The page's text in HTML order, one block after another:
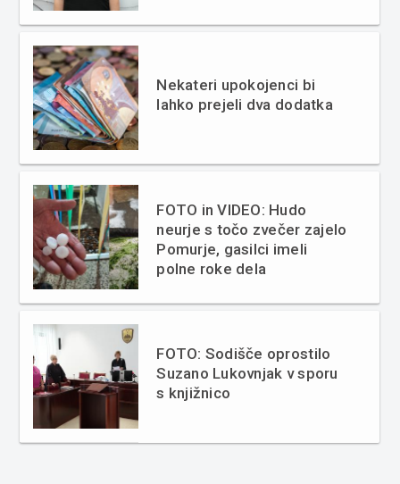
Nekateri upokojenci bi
lahko prejeli dva dodatka
FOTO in VIDEO: Hudo
neurje s točo zvečer zajelo
Pomurje, gasilci imeli
polne roke dela
FOTO: Sodišče oprostilo
Suzano Lukovnjak v sporu
s knjižnico